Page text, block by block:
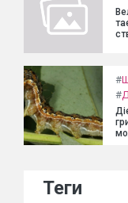
#
#
Теги